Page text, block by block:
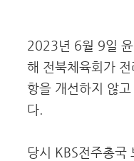
2023년 6월 9일
해 전북체육회가
항을 개선하지 않
다.
당시 KBS전주총국